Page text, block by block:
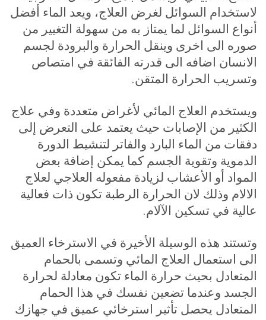
لاستخدام السوائل لغرض العلاج، ويعد الماء أفضل
أنواع السوائل لما يمتاز به من سهولة التغيير من
صوره الى اخرى وينقل الحرارة والبرودة لجسم
الانسان اضافه الى قدرته الفائقة في امتصاص
وتسريب الحرارة المتقن.
ويستخدم العلاج المائي لأغراض متعددة وفي علاج
الكثير من الإصابات حيث يعتمد على التعرض إلى
دفقات من الماء البارد والفاتر لتنشيط الدورة
الدموية وتقوية الجسم كما يمكن إضافة بعض
المواد أو الأعشاب لزيادة مفعوله العلاجي لعلاج
الالام وذلك لان الحرارة الرطبة تكون ذات فعالية
عالية في تسكين الآلام.
وتستند هذه الوسيلة الأخيرة في الاسترخاء العميق
الى استعمال العلاج المائي وتسمى بالحمام
المتعادل بحيث حرارة الماء تكون معادلة لحرارة
الجسد وعندما تضعين نفسك في هذا الحمام
المتعادل يحصل تأثير استرخائي عميق في جهازك